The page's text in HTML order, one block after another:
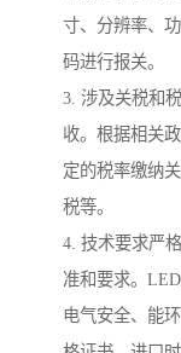
寸、分辨率、
码进行报关。
3. 涉及关税和
收。根据相关
定的税率缴纳
税等。
4. 技术要求严
准和要求。
电气安全、能